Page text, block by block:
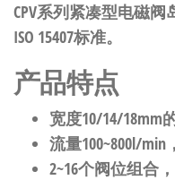
CPV系列紧凑型电磁
ISO 15407标准。
产品特点
宽度10/14/
流量100~800l/
2~16个阀位组合